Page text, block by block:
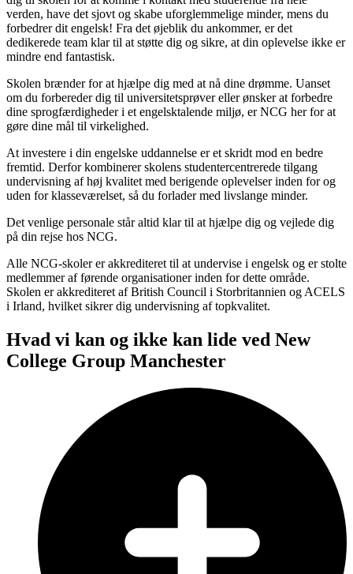
verden, have det sjovt og skabe uforglemmelige minder, mens du
forbedrer dit engelsk! Fra det øjeblik du ankommer, er det
dedikerede team klar til at støtte dig og sikre, at din oplevelse ikke er
mindre end fantastisk.
Skolen brænder for at hjælpe dig med at nå dine drømme. Uanset
om du forbereder dig til universitetsprøver eller ønsker at forbedre
dine sprogfærdigheder i et engelsktalende miljø, er NCG her for at
gøre dine mål til virkelighed.
At investere i din engelske uddannelse er et skridt mod en bedre
fremtid. Derfor kombinerer skolens studentercentrerede tilgang
undervisning af høj kvalitet med berigende oplevelser inden for og
uden for klasseværelset, så du forlader med livslange minder.
Det venlige personale står altid klar til at hjælpe dig og vejlede dig
på din rejse hos NCG.
Alle NCG-skoler er akkrediteret til at undervise i engelsk og er stolte
medlemmer af førende organisationer inden for dette område.
Skolen er akkrediteret af British Council i Storbritannien og ACELS
i Irland, hvilket sikrer dig undervisning af topkvalitet.
Hvad vi kan og ikke kan lide ved New
College Group Manchester